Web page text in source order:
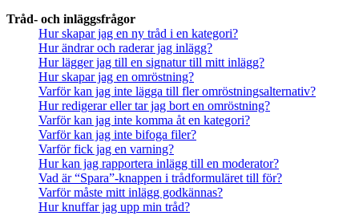
Tråd- och inläggsfrågor
Hur skapar jag en ny tråd i en kategori?
Hur ändrar och raderar jag inlägg?
Hur lägger jag till en signatur till mitt inlägg?
Hur skapar jag en omröstning?
Varför kan jag inte lägga till fler omröstningsalternativ?
Hur redigerar eller tar jag bort en omröstning?
Varför kan jag inte komma åt en kategori?
Varför kan jag inte bifoga filer?
Varför fick jag en varning?
Hur kan jag rapportera inlägg till en moderator?
Vad är “Spara”-knappen i trådformuläret till för?
Varför måste mitt inlägg godkännas?
Hur knuffar jag upp min tråd?